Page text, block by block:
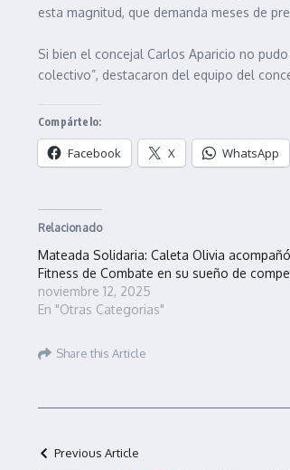
esta magnitud, que demanda meses de
Si bien el concejal Carlos Aparicio no
colectivo”, destacaron del equipo del
Compártelo:
Facebook X WhatsApp
Relacionado
Mateada Solidaria: Caleta Olivia
Fitness de Combate en su sueño de
noviembre 12, 2025
En "Otras Categorias"
Share this Article
Previous Article